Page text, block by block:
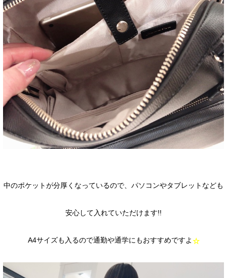
中のポケットが分厚くなっているので、パソコンやタブレットなども
安心して入れていただけます!!
A4サイズも入るので通勤や通学にもおすすめですよ☆